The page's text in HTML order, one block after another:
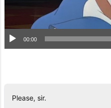
00:00
Please, sir.